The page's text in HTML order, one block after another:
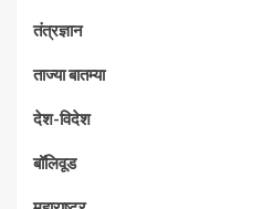
तंत्रज्ञान
ताज्या बातम्या
देश-विदेश
बॉलिवूड